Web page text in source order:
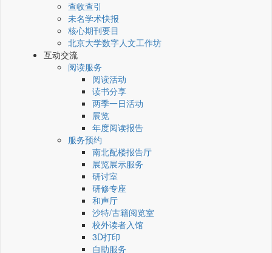
查收查引
未名学术快报
核心期刊要目
北京大学数字人文工作坊
互动交流
阅读服务
阅读活动
读书分享
两季一日活动
展览
年度阅读报告
服务预约
南北配楼报告厅
展览展示服务
研讨室
研修专座
和声厅
沙特/古籍阅览室
校外读者入馆
3D打印
自助服务